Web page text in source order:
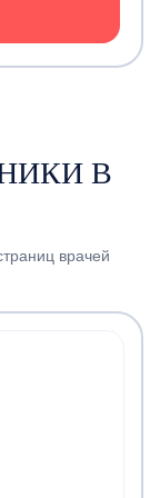
В
врачей